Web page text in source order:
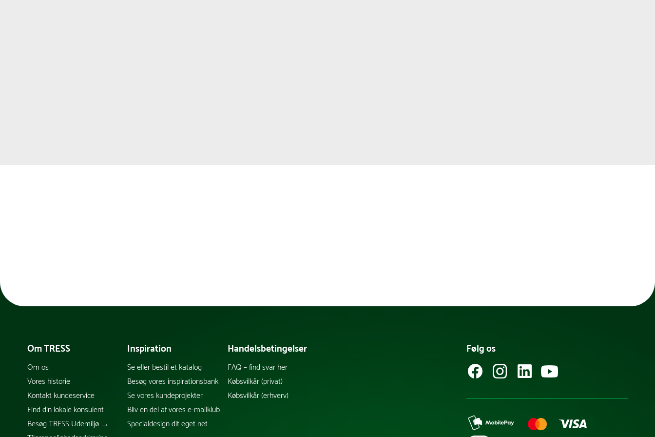
Om TRESS
Om os
Vores historie
Kontakt kundeservice
Find din lokale konsulent
Besøg TRESS Udemiljø →
Inspiration
Se eller bestil et katalog
Besøg vores inspirationsbank
Se vores kundeprojekter
Bliv en del af vores e-mailklub
Specialdesign dit eget net
Handelsbetingelser
FAQ – find svar her
Købsvilkår (privat)
Købsvilkår (erhverv)
Følg os